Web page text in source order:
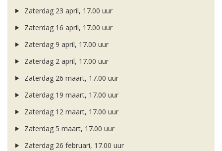
Zaterdag 23 april, 17.00 uur
Zaterdag 16 april, 17.00 uur
Zaterdag 9 april, 17.00 uur
Zaterdag 2 april, 17.00 uur
Zaterdag 26 maart, 17.00 uur
Zaterdag 19 maart, 17.00 uur
Zaterdag 12 maart, 17.00 uur
Zaterdag 5 maart, 17.00 uur
Zaterdag 26 februari, 17.00 uur